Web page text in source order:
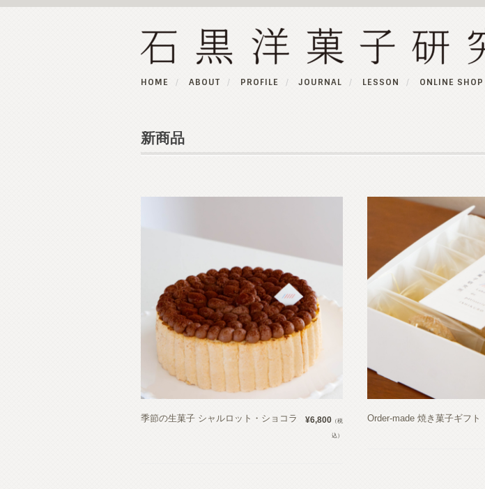
HOME ABOUT PROFILE JOURNAL LESSON ONLINE SHOP
新商品
季節の生菓子 シャルロット・ショコラ ¥6,800 （税
込）
Order-made 焼き菓子ギフト